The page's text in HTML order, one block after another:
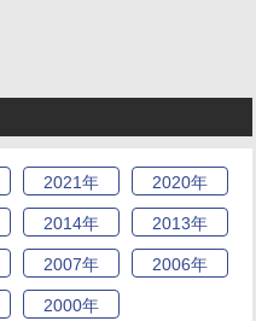
2021年 2020年
2014年 2013年
2007年 2006年
2000年